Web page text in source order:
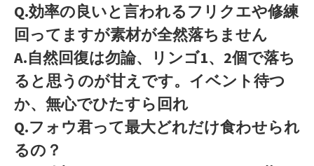
Q.効率の良いと言われるフリクエや修練
回ってますが素材が全然落ちません
A.自然回復は勿論、リンゴ1、2個で落ち
ると思うのが甘えです。イベント待つ
か、無心でひたすら回れ
Q.フォウ君って最大どれだけ食わせられ
るの？